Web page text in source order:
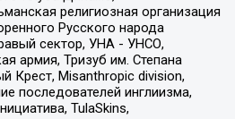
религиозная организация
Русского народа
сектор, УНА - УНСО,
армия, Тризуб им. Степана
Крест, Misanthropic division,
последователей инглиизма,
TulaSkins,